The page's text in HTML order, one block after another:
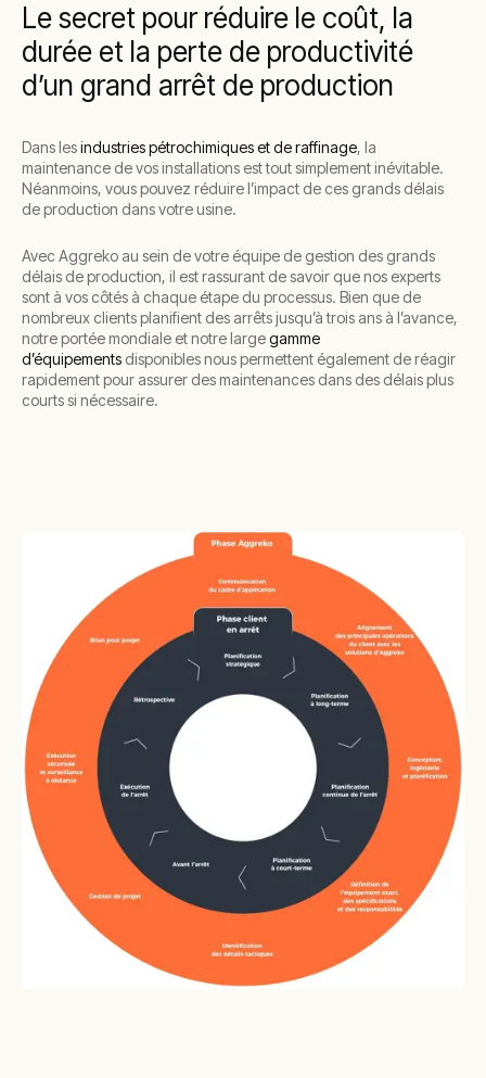
Le secret pour réduire le coût, la
durée et la perte de productivité
d’un grand arrêt de production
Dans lesindustries pétrochimiques et de raffinage, la
maintenance de vos installations est tout simplement inévitable.
Néanmoins, vous pouvez réduire l’impact de ces grands délais
de production dans votre usine.
Avec Aggreko au sein de votre équipe de gestion des grands
délais de production, il est rassurant de savoir que nos experts
sont à vos côtés à chaque étape du processus. Bien que de
nombreux clients planifient des arrêts jusqu’à trois ans à l’avance,
notre portée mondiale et notre largegamme
d’équipements disponibles nous permettent également de réagir
rapidement pour assurer des maintenances dans des délais plus
courts si nécessaire.